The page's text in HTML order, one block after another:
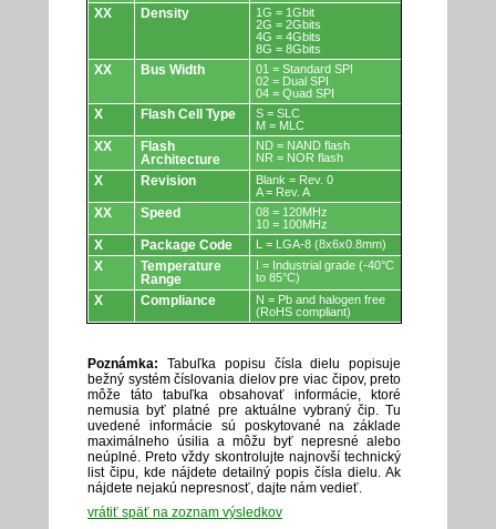
XX Density
1G = 1Gbit
2G = 2Gbits
4G = 4Gbits
8G = 8Gbits
XX Bus Width
01 = Standard SPI
02 = Dual SPI
04 = Quad SPI
X Flash Cell Type
S = SLC
M = MLC
XX
Flash
Architecture
ND = NAND flash
NR = NOR flash
X Revision
Blank = Rev. 0
A = Rev. A
XX Speed
08 = 120MHz
10 = 100MHz
X Package Code L = LGA-8 (8x6x0.8mm)
X
Temperature
Range
I = Industrial grade (-40°C
to 85°C)
X Compliance
N = Pb and halogen free
(RoHS compliant)
Poznámka: Tabuľka popisu čísla dielu popisuje
bežný systém číslovania dielov pre viac čipov, preto
môže táto tabuľka obsahovať informácie, ktoré
nemusia byť platné pre aktuálne vybraný čip. Tu
uvedené informácie sú poskytované na základe
maximálneho úsilia a môžu byť nepresné alebo
neúplné. Preto vždy skontrolujte najnovší technický
list čipu, kde nájdete detailný popis čísla dielu. Ak
nájdete nejakú nepresnosť, dajte nám vedieť.
vrátiť späť na zoznam výsledkov